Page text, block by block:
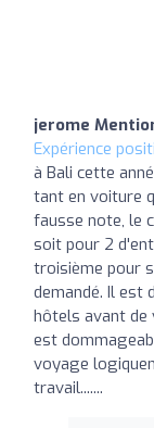
jerome
Expérience
à Bali cette
tant en voiture
fausse note, le
soit pour 2
troisième pour
demandé. Il est
hôtels avant de
est
voyage
travail.......